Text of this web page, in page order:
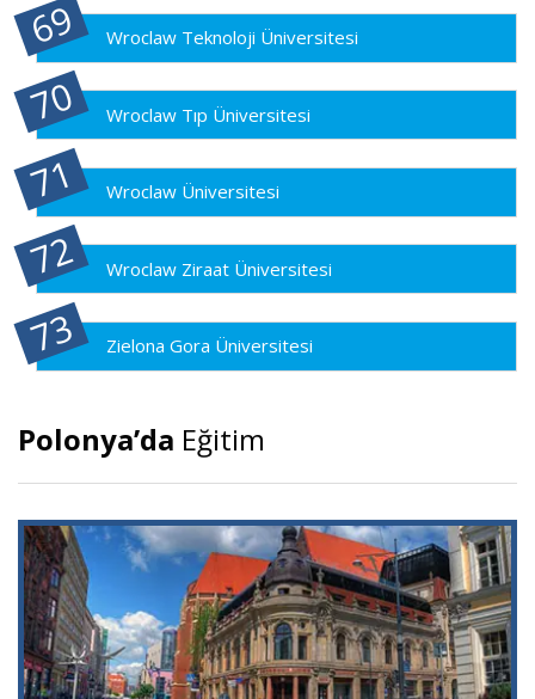
Wroclaw Teknoloji Üniversitesi
Wroclaw Tıp Üniversitesi
Wroclaw Üniversitesi
Wroclaw Ziraat Üniversitesi
Zielona Gora Üniversitesi
Polonya’da Eğitim